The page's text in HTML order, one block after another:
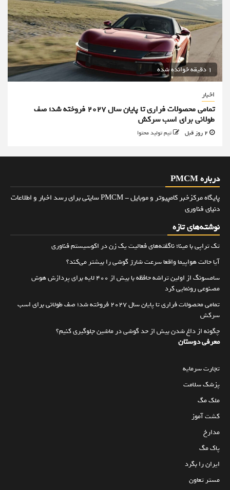
1 دقیقه خوانده شده
اخبار
تمامی محصولات فراری تا پایان سال ۲۰۲۷ فروخته شد؛ صف
طولانی برای اسب سرکش
تیم تولید محتوا
درباره PMCM
پایگاه مرکزخبر کامپیوتر و موبایل - PMCM سایتی برای رسد اخبار و اطلاعات
دنیای فناوری
نوشته‌های تازه
تک تراپی با مینا؛ ناگفته‌های فعالیت یک زن در اکوسیستم فناوری
آیا حالت هواپیما واقعا سرعت شارژ گوشی را بیشتر می‌کند؟
سامسونگ از اولین تراشه حافظه با بیش از ۴۰۰ لایه برای پردازش هوش
مصنوعی رونمایی کرد
تمامی محصولات فراری تا پایان سال ۲۰۲۷ فروخته شد؛ صف طولانی برای اسب
سرکش
چگونه از داغ شدن بیش از حد گوشی در ماشین جلوگیری کنیم؟
معرفی دوستان
تجارت سرمایه
پزشک سلامت
ملک مگ
کشت آموز
مدارخ
پاک مگ
ایران را بگرد
مستر تعاون